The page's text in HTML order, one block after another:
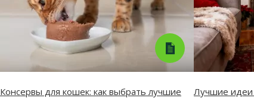
Консервы для кошек: как выбрать лучшие
Лучшие идеи